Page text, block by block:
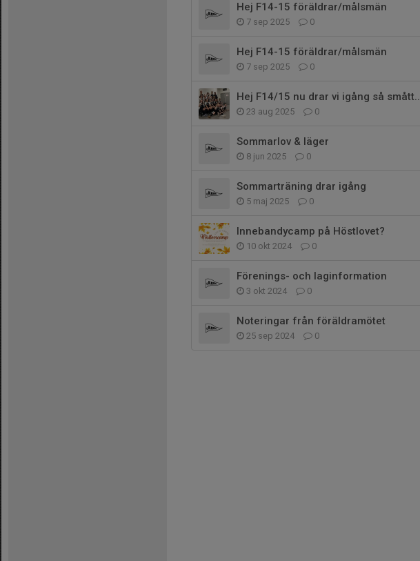
Hej F14-15 föräldrar/målsmän
7 sep 2025 0
Hej F14-15 föräldrar/målsmän
7 sep 2025 0
Hej F14/15 nu drar vi igång så smått..
23 aug 2025 0
Sommarlov & läger
8 jun 2025 0
Sommarträning drar igång
5 maj 2025 0
Innebandycamp på Höstlovet?
10 okt 2024 0
Förenings- och laginformation
3 okt 2024 0
Noteringar från föräldramötet
25 sep 2024 0